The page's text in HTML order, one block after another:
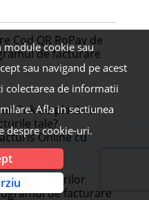
Cod QR RoPay de
de facturare
link de plată cu
tale?
Online cu
furnizorilor
de facturare
cookie sau
sau navigand pe acest
colectarea de informatii
Afla in sectiunea
despre cookie-uri.